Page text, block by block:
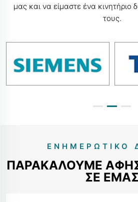
μας και να είμαστε ένα κινητήριο
τους.
ΕΝΗΜΕΡΩΤΙΚΌ
ΠΑΡΑΚΑΛΟΎΜΕ
ΣΕ ΕΜΆΣ